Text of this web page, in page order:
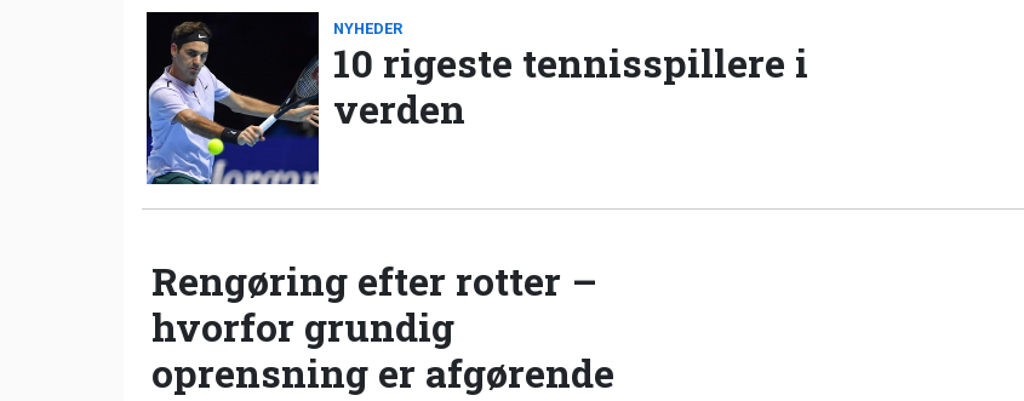
NYHEDER
10 rigeste tennisspillere i
verden
Rengøring efter rotter –
hvorfor grundig
oprensning er afgørende